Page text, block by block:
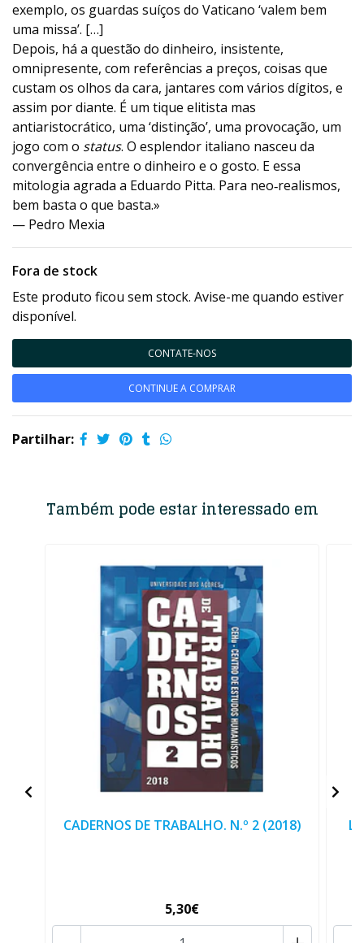
exemplo, os guardas suíços do Vaticano ‘valem bem
uma missa’. […]
Depois, há a questão do dinheiro, insistente,
omnipresente, com referências a preços, coisas que
custam os olhos da cara, jantares com vários dígitos, e
assim por diante. É um tique elitista mas
antiaristocrático, uma ‘distinção’, uma provocação, um
jogo com o status. O esplendor italiano nasceu da
convergência entre o dinheiro e o gosto. E essa
mitologia agrada a Eduardo Pitta. Para neo‑realismos,
bem basta o que basta.»
— Pedro Mexia
Fora de stock
Este produto ficou sem stock. Avise-me quando estiver
disponível.
CONTATE-NOS
CONTINUE A COMPRAR
Partilhar:
Também pode estar interessado em
CADERNOS DE TRABALHO. N.º 2 (2018)
5,30€